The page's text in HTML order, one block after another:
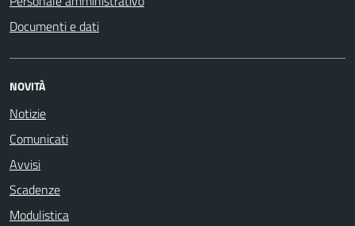
Documenti e dati
NOVITÀ
Notizie
Comunicati
Avvisi
Scadenze
Modulistica